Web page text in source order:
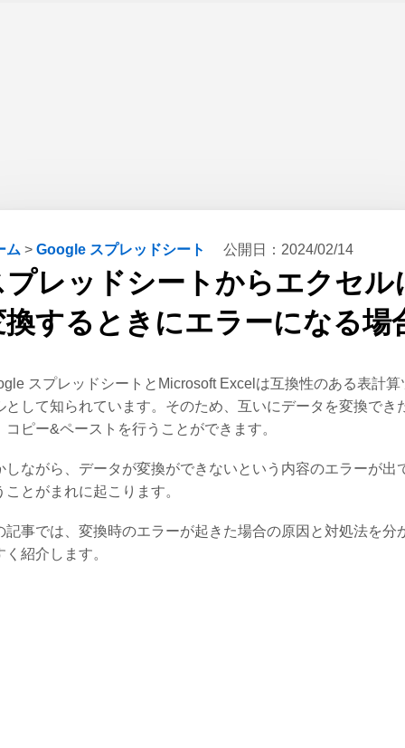
ム > Google スプレッドシート 公開日： 2024/02/14
プレッドシートからエクセル
換するときにエラーになる場
スプレッドシートとMicrosoft Excelは互換性のある表計算
として知られています。そのため、互いにデータを変換でき
コピー&ペーストを行うことができます。
しながら、データが変換ができないという内容のエラーが出
ことがまれに起こります。
記事では、変換時のエラーが起きた場合の原因と対処法を分
く紹介します。